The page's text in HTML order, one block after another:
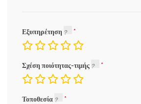
Εξυπηρέτηση
Σχέση ποιότητας-τιμής
Τοποθεσία